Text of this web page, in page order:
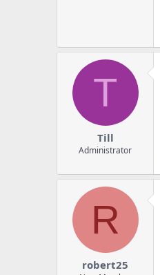
T
Till
Administrator
R
robert25